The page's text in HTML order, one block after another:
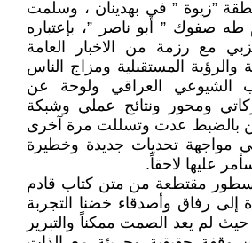
”زيوة ” في بهدينان ، وسلمت
طه صفوك ” أبو ناصر ”، بإعتباره
مع رزمة من الاخبار العامة
والرؤية المستقبلية ومزاج الناس
الشيوعي العراقي ولوحة عن
ومحور ونتائج عملي وشبكة
بالضبط عدت وتسللت مرة آخرى
مواجهة تحديات جديدة وخطيرة
عليها لاحقاً.
مقتطعة من متن كتاب قادم
إلى رفاق وأصدقاء خضنا التجربة
حيث لم يعد الصمت ممكناً والتبرير